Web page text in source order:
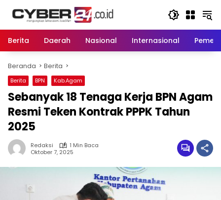
Berita
Daerah Nasional Internasional
Beranda Berita
Berita BPN Kab.Agam
Sebanyak 18 Tenaga Kerja BPN Agam
Resmi Teken Kontrak PPPK Tahun
2025
Redaksi
1 Min Baca
Oktober 7, 2025